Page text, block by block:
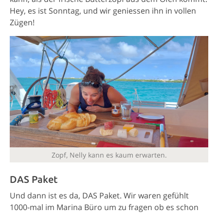
Hey, es ist Sonntag, und wir geniessen ihn in vollen
Zügen!
Zopf, Nelly kann es kaum erwarten.
DAS Paket
Und dann ist es da, DAS Paket. Wir waren gefühlt
1000-mal im Marina Büro um zu fragen ob es schon